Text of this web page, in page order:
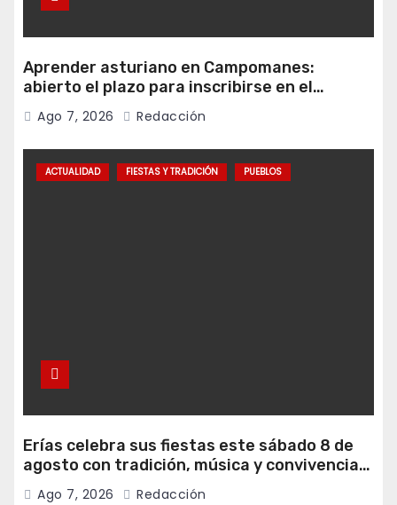
Aprender asturiano en Campomanes:
abierto el plazo para inscribirse en el
programa Falamos
Ago 7, 2026 Redacción
ACTUALIDAD FIESTAS Y TRADICIÓN PUEBLOS
Erías celebra sus fiestas este sábado 8 de
agosto con tradición, música y convivencia
vecinal
Ago 7, 2026 Redacción